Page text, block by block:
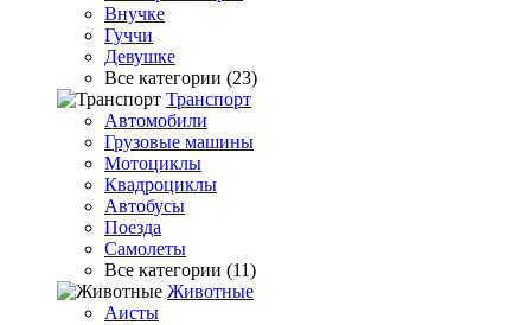
Внучке
Гуччи
Девушке
Все категории (23)
Транспорт
Автомобили
Грузовые машины
Мотоциклы
Квадроциклы
Автобусы
Поезда
Самолеты
Все категории (11)
Животные
Аисты